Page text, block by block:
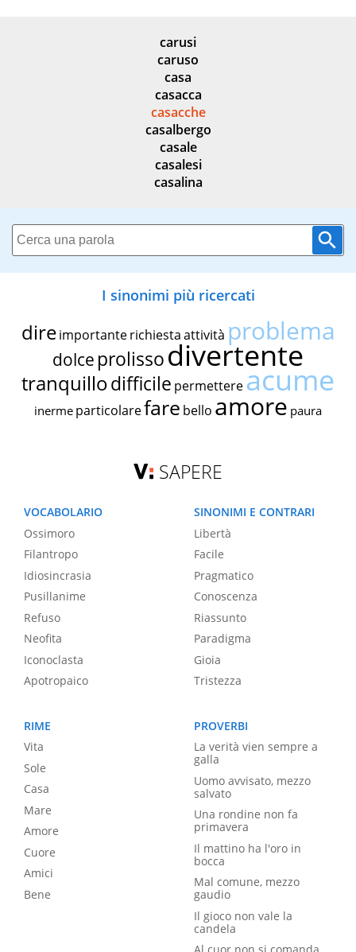
carusi
caruso
casa
casacca
casacche
casalbergo
casale
casalesi
casalina
I sinonimi più ricercati
dire importante richiestaattività problema
dolce prolissodivertente
tranquillodifficile permettereacume
inerme particolarefare bello amore paura
SAPERE
VOCABOLARIO
Ossimoro
Filantropo
Idiosincrasia
Pusillanime
Refuso
Neofita
Iconoclasta
Apotropaico
SINONIMI E CONTRARI
Libertà
Facile
Pragmatico
Conoscenza
Riassunto
Paradigma
Gioia
Tristezza
RIME
Vita
Sole
Casa
Mare
Amore
Cuore
Amici
Bene
PROVERBI
La verità vien sempre a
galla
Uomo avvisato, mezzo
salvato
Una rondine non fa
primavera
Il mattino ha l'oro in
bocca
Mal comune, mezzo
gaudio
Il gioco non vale la
candela